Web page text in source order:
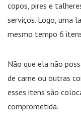
copos, pires e
serviços. Logo, uma
mesmo tempo 6
Não que ela não
de carne ou outras
esses itens são
comprometida.